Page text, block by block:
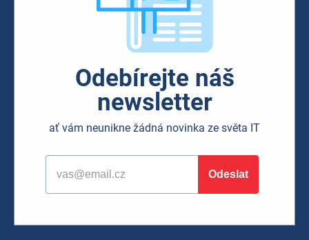
Odebírejte náš
newsletter
ať vám neunikne žádná novinka ze světa IT